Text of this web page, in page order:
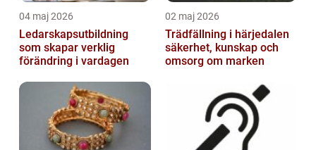
04 maj 2026
Ledarskapsutbildning
som skapar verklig
förändring i vardagen
02 maj 2026
Trädfällning i härjedalen
säkerhet, kunskap och
omsorg om marken